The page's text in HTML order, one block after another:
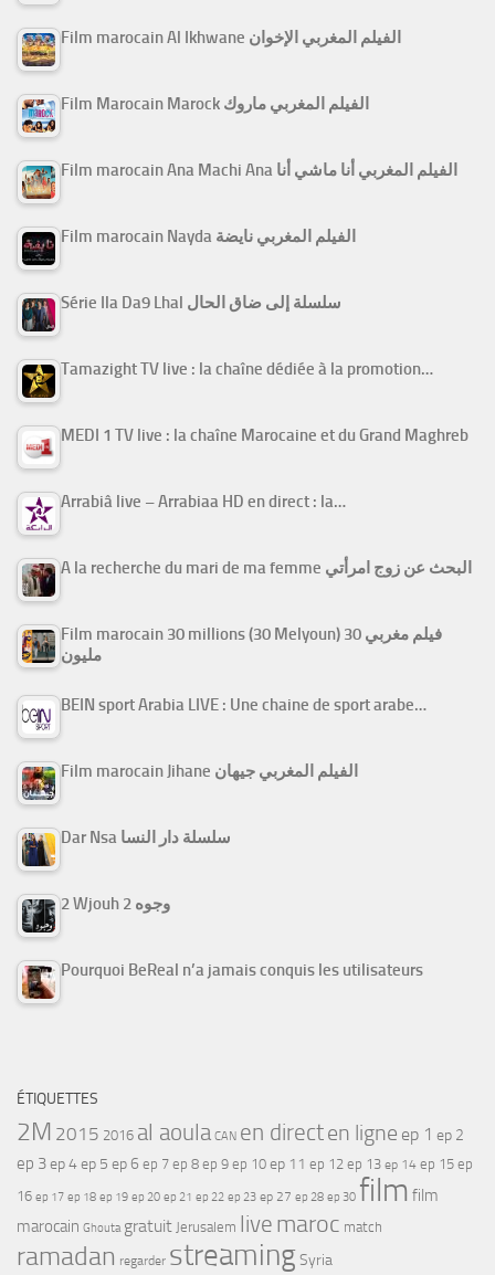
Film marocain Al Ikhwane الفيلم المغربي الإخوان
Film Marocain Marock الفيلم المغربي ماروك
Film marocain Ana Machi Ana الفيلم المغربي أنا ماشي أنا
Film marocain Nayda الفيلم المغربي نايضة
Série Ila Da9 Lhal سلسلة إلى ضاق الحال
Tamazight TV live : la chaîne dédiée à la promotion…
MEDI 1 TV live : la chaîne Marocaine et du Grand Maghreb
Arrabiâ live – Arrabiaa HD en direct : la…
A la recherche du mari de ma femme البحث عن زوج امرأتي
Film marocain 30 millions (30 Melyoun) فيلم مغربي 30
مليون
BEIN sport Arabia LIVE : Une chaine de sport arabe…
Film marocain Jihane الفيلم المغربي جيهان
Dar Nsa سلسلة دار النسا
2 Wjouh 2 وجوه
Pourquoi BeReal n’a jamais conquis les utilisateurs
ÉTIQUETTES
2M 2015 2016 al aoula CAN en directen ligne ep 1 ep 2
ep 3ep 4ep 5 ep 6 ep 7 ep 8 ep 9 ep 10 ep 11 ep 12 ep 13 ep 14 ep 15 ep
16 ep 17 ep 18 ep 19 ep 20 ep 21 ep 22 ep 23 ep 27 ep 28 ep 30 film film
marocain Ghouta gratuit Jerusalem live maroc match
ramadan regarder streamingSyria